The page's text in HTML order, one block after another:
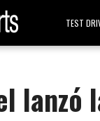
TEST
lanzó